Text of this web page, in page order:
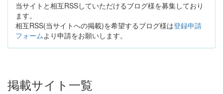
当サイトと相互RSSしていただけるブログ様を募集しており
ます。
相互RSS(当サイトへの掲載)を希望するブログ様は登録申請
フォームより申請をお願いします。
掲載サイト一覧